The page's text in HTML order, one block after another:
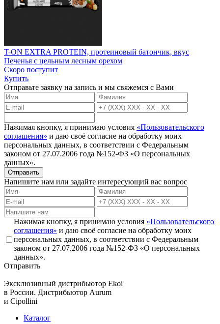
T-ON EXTRA PROTEIN, протеиновый батончик, вкус
Печенья с цельным лесным орехом
Скоро поступит
Купить
Отправьте заявку на запись и мы свяжемся с Вами
Нажимая кнопку, я принимаю условия «Пользовательского
соглашения» и даю своё согласие на обработку моих
персональных данных, в соответствии с Федеральным
законом от 27.07.2006 года №152-ФЗ «О персональных
данных».
Отправить
Напишите нам или задайте интересующий вас вопрос
Нажимая кнопку, я принимаю условия «Пользовательского
соглашения» и даю своё согласие на обработку моих
персональных данных, в соответствии с Федеральным
законом от 27.07.2006 года №152-ФЗ «О персональных
данных».
Отправить
Эксклюзивный дистрибьютор Ekoi
в России. Дистрибьютор Aurum
и Cipollini
Каталог